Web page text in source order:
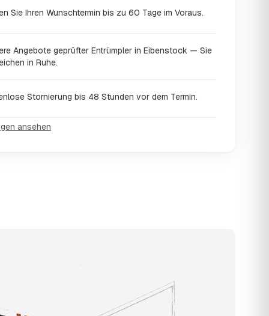
Sie Ihren Wunschtermin bis zu 60 Tage im Voraus.
Angebote geprüfter Entrümpler in Eibenstock — Sie
in Ruhe.
Stornierung bis 48 Stunden vor dem Termin.
ansehen